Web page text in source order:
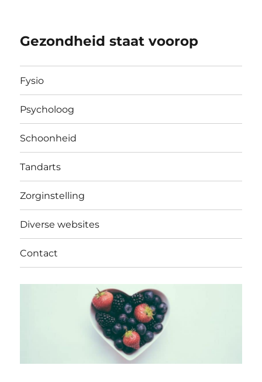
Gezondheid staat voorop
Fysio
Psycholoog
Schoonheid
Tandarts
Zorginstelling
Diverse websites
Contact